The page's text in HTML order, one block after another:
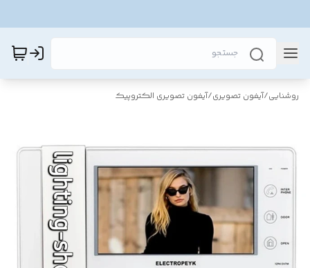
روشنایی/آیفون تصویری/آیفون تصویری الکتروپیک